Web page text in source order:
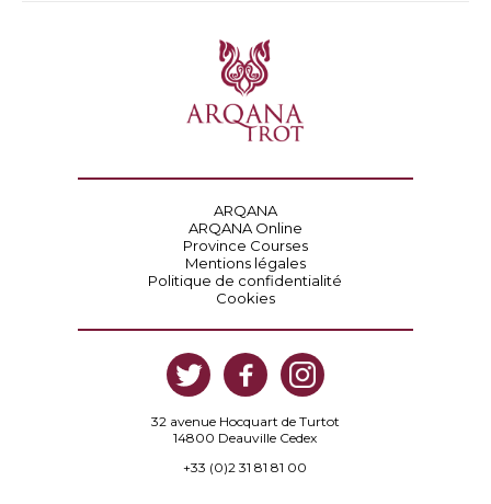
ARQANA
ARQANA Online
Province Courses
Mentions légales
Politique de confidentialité
Cookies
32 avenue Hocquart de Turtot
14800 Deauville Cedex
+33 (0)2 31 81 81 00